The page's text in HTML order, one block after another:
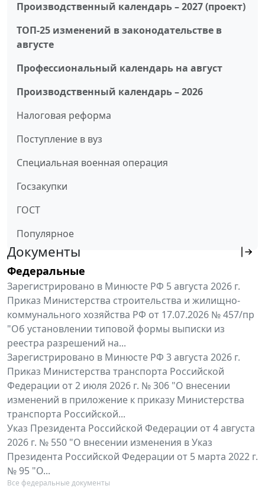
Производственный календарь – 2027 (проект)
ТОП-25 изменений в законодательстве в
августе
Профессиональный календарь на август
Производственный календарь – 2026
Налоговая реформа
Поступление в вуз
Специальная военная операция
Госзакупки
ГОСТ
Популярное
Документы
Федеральные
Зарегистрировано в Минюсте РФ 5 августа 2026 г.
Приказ Министерства строительства и жилищно-
коммунального хозяйства РФ от 17.07.2026 № 457/пр
"Об установлении типовой формы выписки из
реестра разрешений на...
Зарегистрировано в Минюсте РФ 3 августа 2026 г.
Приказ Министерства транспорта Российской
Федерации от 2 июля 2026 г. № 306 "О внесении
изменений в приложение к приказу Министерства
транспорта Российской...
Указ Президента Российской Федерации от 4 августа
2026 г. № 550 "О внесении изменения в Указ
Президента Российской Федерации от 5 марта 2022 г.
№ 95 "О...
Все федеральные документы